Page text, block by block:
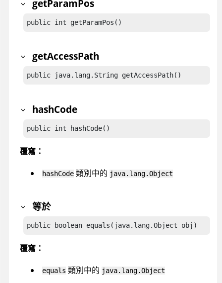
getParamPos
public int getParamPos()
getAccessPath
public java.lang.String getAccessPath()
hashCode
public int hashCode()
覆寫：
hashCode 類別中的 java.lang.Object
等於
public boolean equals(java.lang.Object obj)
覆寫：
equals 類別中的 java.lang.Object